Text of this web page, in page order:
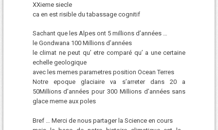
XXieme siecle
ca en est risible du tabassage cognitif
Sachant que les Alpes ont 5 millions d’années …
le Gondwana 100 Millions d’années
le climat ne peut qu’ etre comparé qu’ a une certaine
echelle geologique
avec les memes parametres position Ocean Terres
Notre epoque glaciaire va s’arreter dans 20 a
50Millions d’années pour 300 Millions d’années sans
glace meme aux poles
Bref … Merci de nous partager la Science en cours